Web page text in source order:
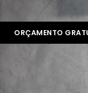
ORÇAMENTO